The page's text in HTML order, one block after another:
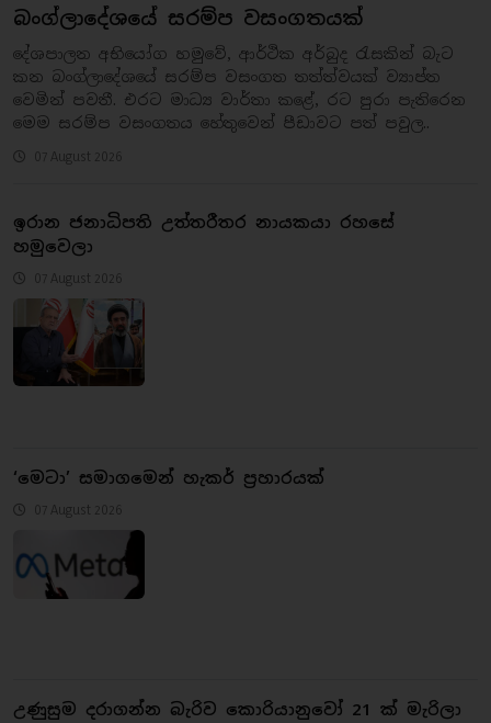
බංග්ලාදේශයේ සරම්ප වසංගතයක්
දේශපාලන අභියෝග හමුවේ, ආර්ථික අර්බුද රැසකින් බැට
කන බංග්ලාදේශයේ සරම්ප වසංගත තත්ත්වයක් ව්‍යාප්ත
වෙමින් පවතී. එරට මාධ්‍ය වාර්තා කළේ, රට පුරා පැතිරෙන
මෙම සරම්ප වසංගතය හේතුවෙන් පීඩාවට පත් පවුල..
07 August 2026
ඉරාන ජනාධිපති උත්තරීතර නායකයා රහසේ
හමුවෙලා
07 August 2026
‘මෙටා’ සමාගමෙන් හැකර් ප්‍රහාරයක්
07 August 2026
උණුසුම දරාගන්න බැරිව කොරියානුවෝ 21 ක් මැරිලා